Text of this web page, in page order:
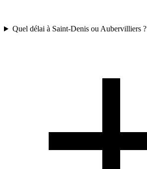
Quel délai à Saint-Denis ou Aubervilliers ?